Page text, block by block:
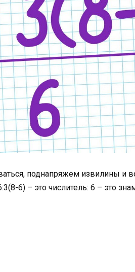
поднапряжем извилины и
6) – это числитель: 6 – это